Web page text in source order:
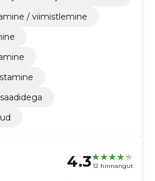
/ viimistlemine
4.3 12 hinnangut